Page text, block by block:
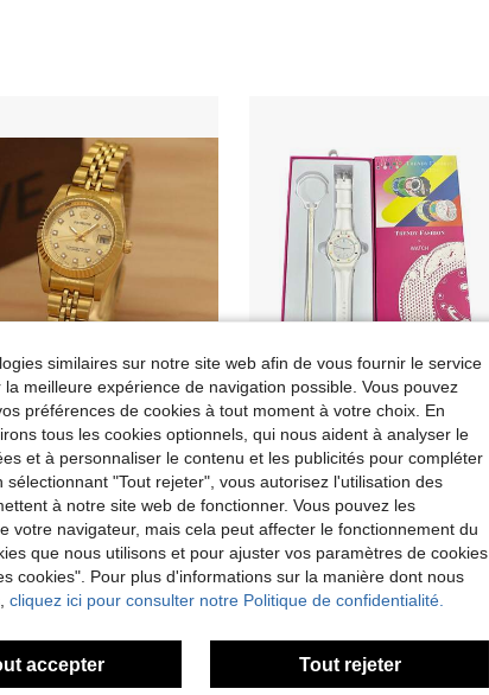
10,02€
similaires sur notre site web afin de vous fournir le service
meilleure expérience de navigation possible. Vous pouvez
préférences de cookies à tout moment à votre choix. En
tous les cookies optionnels, qui nous aident à analyser le
et à personnaliser le contenu et les publicités pour compléter
"Tout rejeter", vous autorisez l'utilisation des
à notre site web de fonctionner. Vous pouvez les
votre navigateur, mais cela peut affecter le fonctionnement du
que nous utilisons et pour ajuster vos paramètres de cookies
cookies". Pour plus d'informations sur la manière dont nous
cliquez ici pour consulter notre Politique de confidentialité.
accepter Tout rejeter